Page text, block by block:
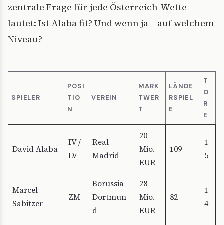
zentrale Frage für jede Österreich-Wette
lautet: Ist Alaba fit? Und wenn ja – auf welchem
Niveau?
SPIELER
POSI
TIO
N
VEREIN
MARK
TWER
T
LÄNDE
RSPIEL
E
T
O
R
E
David Alaba
IV /
LV
Real
Madrid
20
Mio.
EUR
109
1
5
Marcel
Sabitzer
ZM
Borussia
Dortmun
d
28
Mio.
EUR
82
1
4